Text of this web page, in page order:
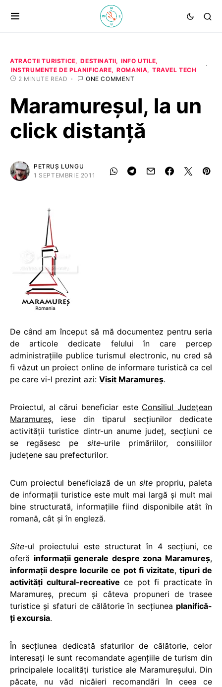
ATRACTII TURISTICE DESTINATII
INFO UTILE
INSTRUMENTE DE PLANIFICARE
ROMANIA
TRAVEL TECH
2 MINUTE READ
ONE COMMENT
Maramureșul, la un
click distanță
PETRUȘ LUNGU
1 SEPTEMBRIE 2011
De când am început să mă documentez pentru seria
de articole dedicate felului în care percep
administraţiile publice turismul electronic, nu cred să
fi văzut un proiect online de informare turistică ca cel
pe care vi-l prezint azi: Visit Maramureş.
Proiectul, al cărui beneficiar este Consiliul Judeţean
Maramureş, iese din tiparul secţiunilor dedicate
activităţii turistice dintr-un anume judeţ, secţiuni ce
se regăsesc pe site-urile primăriilor, consiliilor
judeţene sau prefecturilor.
Cum proiectul beneficiază de un site propriu, paleta
de informaţii turistice este mult mai largă şi mult mai
bine structurată, informaţiile fiind disponibile atât în
romană, cât şi în engleză.
Site-ul proiectului este structurat în 4 secţiuni, ce
oferă informaţii generale despre zona Maramureş,
informaţii despre locurile ce pot fi vizitate, tipuri de
activităţi cultural-recreative ce pot fi practicate în
Maramureș, precum şi câteva propuneri de trasee
turistice şi sfaturi de călătorie în secțiunea planifică-
ți excursia.
În secţiunea dedicată sfaturilor de călătorie, celor
interesaţi le sunt recomandate agenţiile de turism din
principalele localităţi turistice ale Maramureşului. Din
păcate, nu văd nicăieri recomandări în ceea ce